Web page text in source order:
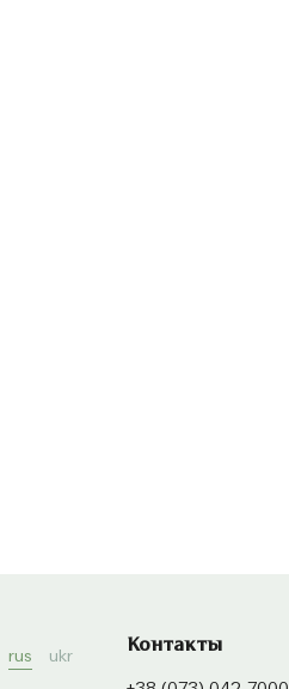
rus ukr
Контакты